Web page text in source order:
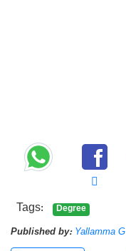
Tags: Degree
Published by: Yallamma G